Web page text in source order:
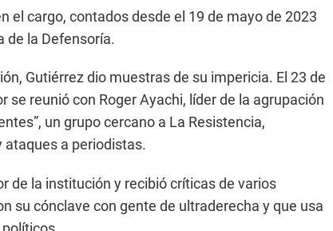
el cargo, contados desde el 19 de mayo de 2023
de la Defensoría.
Gutiérrez dio muestras de su impericia. El 23 de
se reunió con Roger Ayachi, líder de la agrupación
un grupo cercano a La Resistencia,
ataques a periodistas.
de la institución y recibió críticas de varios
su cónclave con gente de ultraderecha y que usa